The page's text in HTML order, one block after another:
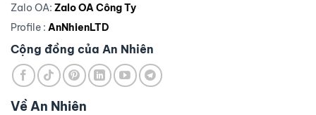
Zalo OA: Zalo OA Công Ty
Profile : AnNhienLTD
Cộng đồng của An Nhiên
Về An Nhiên